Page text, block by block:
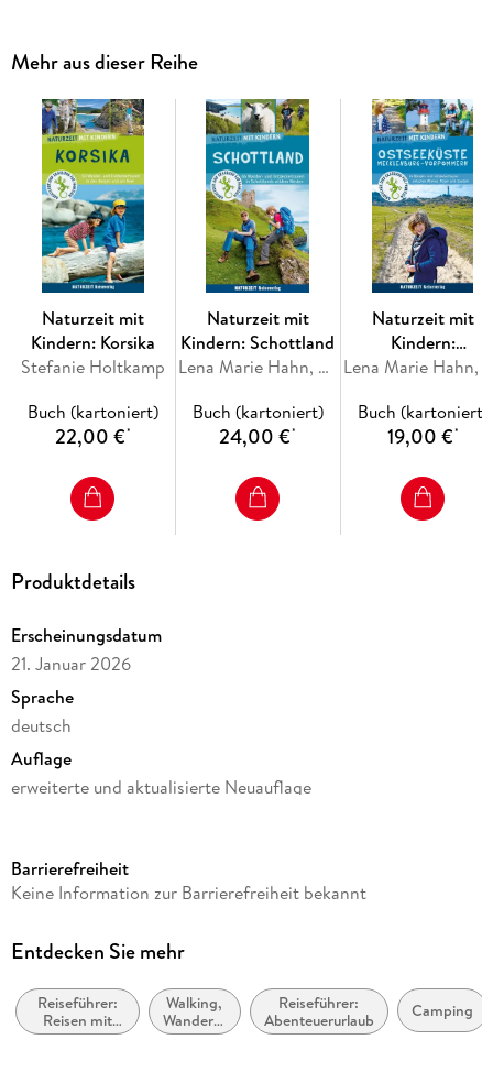
Kletterpartie durch eine wilde Schlucht und erste richtige
BergtourenKinder-Infos zu Natur und Umweltdie schönsten
Badeplätze spannende Ausflugsziele vom Familienmuseum
bis zu Streichelzoo und Spielplatz Campingführer und
Übernachtungstipps
Mehr aus dieser Reihe
Naturzeit mit
Kindern: Korsika
Stefanie Holtkamp
Buch (kartoniert)
22,00 €*
Naturzeit mit
Kindern: Schottland
Lena Marie Hahn, Stefanie Holtkamp
Buch (kartoniert)
24,00 €*
Naturzeit mit
Kindern:
Ostseeküste
Vorpommern
Buch (kartoniert)
19,00 €*
Produktdetails
Erscheinungsdatum
21. Januar 2026
Sprache
deutsch
Auflage
erweiterte und aktualisierte Neuauflage
Reihe
Autor/Autorin
Verlag/Hersteller
Naturzeit Reiseverlag
Barrierefreiheit
Keine Information zur Barrierefreiheit bekannt
Entdecken Sie mehr
Reiseführer:
Reisen mit
Kindern,
Walking,
Wandern,
Trekking
Reiseführer:
Abenteuerurlaub
Camping